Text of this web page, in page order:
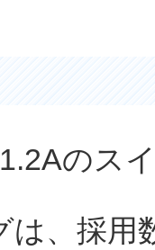
のス
は、採用